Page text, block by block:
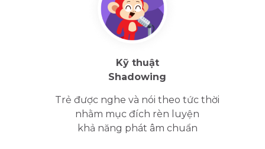
Kỹ thuật
Shadowing
Trẻ được nghe và nói theo tức thời
nhằm mục đích rèn luyện
khả năng phát âm chuẩn